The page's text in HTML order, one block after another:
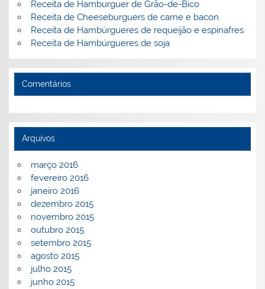
Receita de Hamburguer de Grão-de-Bico
Receita de Cheeseburguers de carne e bacon
Receita de Hambúrgueres de requeijão e espinafres
Receita de Hambúrgueres de soja
Comentários
Arquivos
março 2016
fevereiro 2016
janeiro 2016
dezembro 2015
novembro 2015
outubro 2015
setembro 2015
agosto 2015
julho 2015
junho 2015